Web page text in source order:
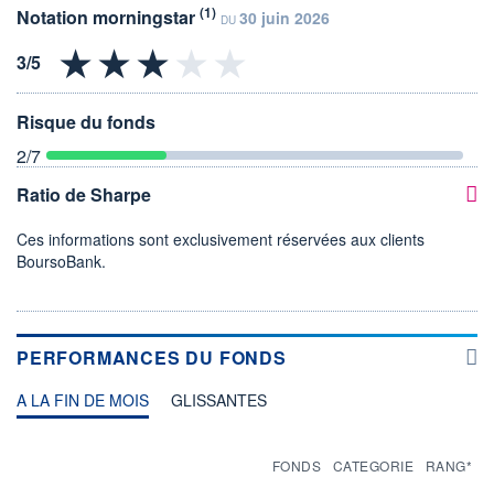
Notation morningstar (1) DU 30 juin 2026
Risque du fonds
2/7
Ratio de Sharpe
Ces informations sont exclusivement réservées aux clients
BoursoBank.
PERFORMANCES DU FONDS
A LA FIN DE MOIS GLISSANTES
FONDS CATEGORIE RANG*